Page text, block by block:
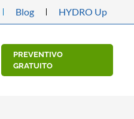
Blog HYDRO Up
PREVENTIVO
GRATUITO